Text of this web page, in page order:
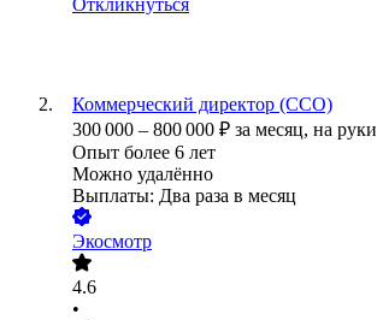
Откликнуться
Коммерческий директор (CCO)
300 000 – 800 000 ₽ за месяц, на руки
Опыт более 6 лет
Можно удалённо
Выплаты: Два раза в месяц
Экосмотр
4.6
•